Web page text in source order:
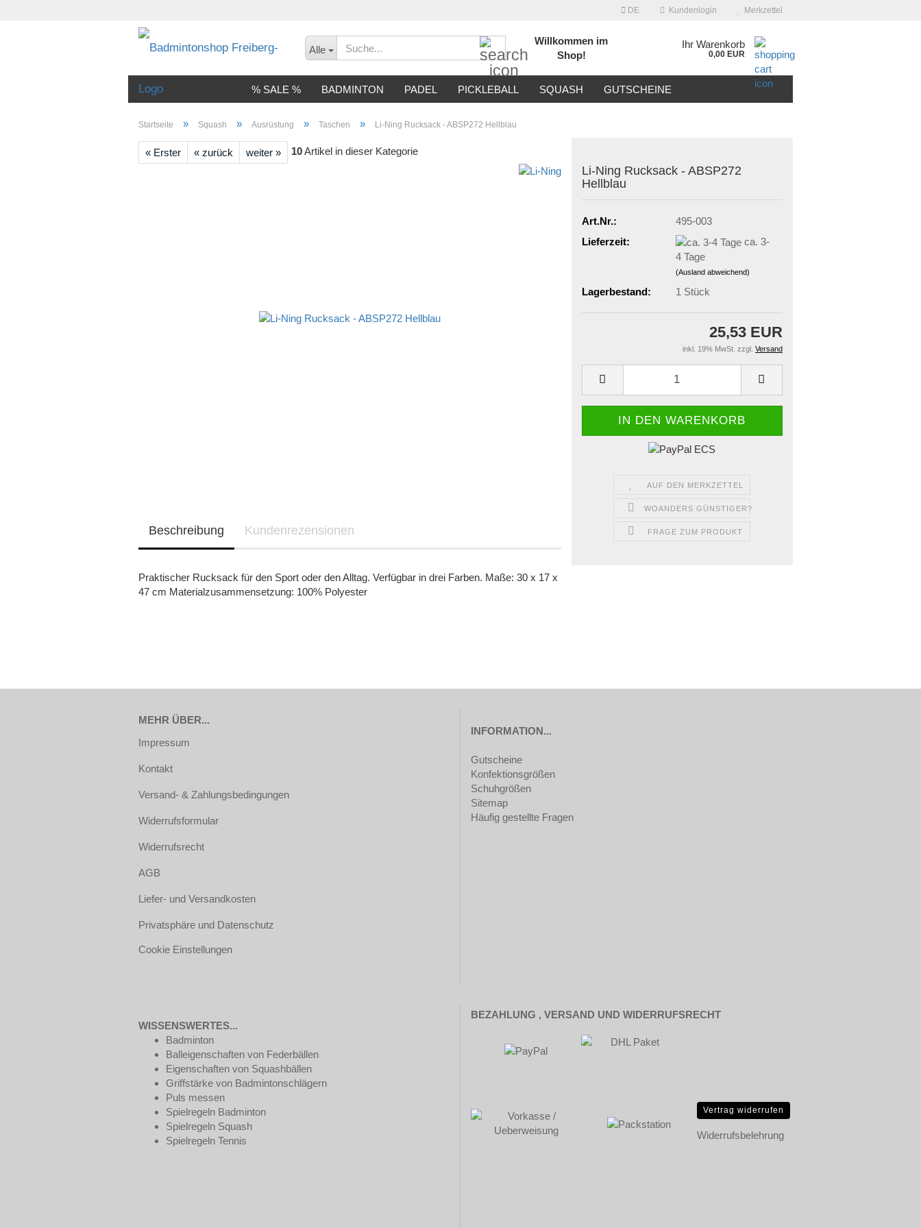
DE Kundenlogin Merkzettel
Alle
Suche...Willkommen im
Shop!
Ihr Warenkorb
0,00 EUR
% SALE % BADMINTON PADEL PICKLEBALL SQUASH GUTSCHEINE
Startseite » Squash » Ausrüstung » Taschen » Li-Ning Rucksack - ABSP272 Hellblau
« Erster « zurück weiter » 10Artikel in dieser Kategorie
Li-Ning Rucksack - ABSP272
Hellblau
Art.Nr.:
495-003
Lieferzeit:
ca. 3-
4 Tage
(Ausland abweichend)
Lagerbestand: 1 Stück
25,53 EUR
inkl. 19% MwSt. zzgl. Versand
AUF DEN MERKZETTEL
WOANDERS GÜNSTIGER?
FRAGE ZUM PRODUKT
Beschreibung Kundenrezensionen
Praktischer Rucksack für den Sport oder den Alltag. Verfügbar in drei Farben. Maße: 30 x 17 x
47 cm Materialzusammensetzung: 100% Polyester
MEHR ÜBER...
Impressum
Kontakt
Versand- & Zahlungsbedingungen
Widerrufsformular
Widerrufsrecht
AGB
Liefer- und Versandkosten
Privatsphäre und Datenschutz
Cookie Einstellungen
INFORMATION...
Gutscheine
Konfektionsgrößen
Schuhgrößen
Sitemap
Häufig gestellte Fragen
WISSENSWERTES...
Badminton
Balleigenschaften von Federbällen
Eigenschaften von Squashbällen
Griffstärke von Badmintonschlägern
Puls messen
Spielregeln Badminton
Spielregeln Squash
Spielregeln Tennis
BEZAHLUNG , VERSAND UND WIDERRUFSRECHT
Vertrag widerrufen
Widerrufsbelehrung